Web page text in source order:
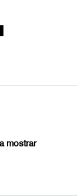
mostrar